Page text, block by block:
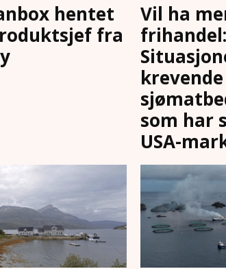
hentet
fra
Vil ha
som har
USA-